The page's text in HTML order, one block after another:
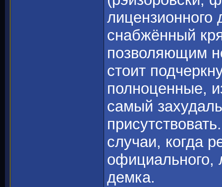
снабжённый
позволяющим
стоит
полноценные,
самый
случаи, когда
официального,
демка.